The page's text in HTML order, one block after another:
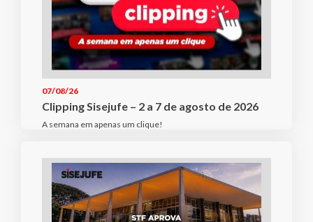
07/08/26
Clipping Sisejufe – 2 a 7 de agosto de 2026
A semana em apenas um clique!